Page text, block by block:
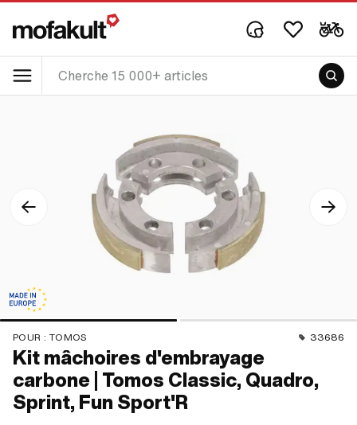
POUR : TOMOS 33686
Kit mâchoires d'embrayage
carbone | Tomos Classic, Quadro,
Sprint, Fun Sport'R